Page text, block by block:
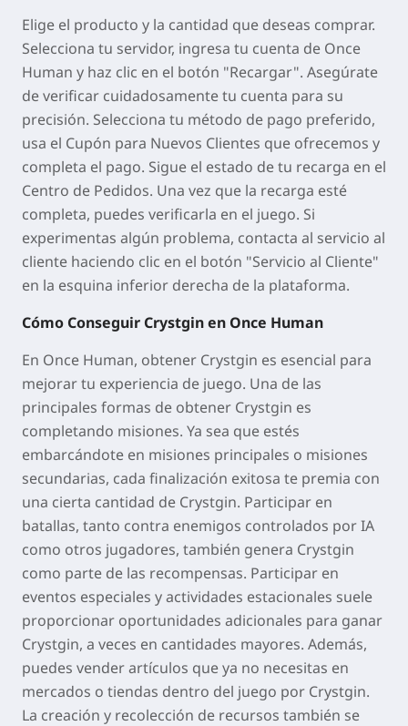
Elige el producto y la cantidad que deseas comprar.
Selecciona tu servidor, ingresa tu cuenta de Once
Human y haz clic en el botón "Recargar". Asegúrate
de verificar cuidadosamente tu cuenta para su
precisión. Selecciona tu método de pago preferido,
usa el Cupón para Nuevos Clientes que ofrecemos y
completa el pago. Sigue el estado de tu recarga en el
Centro de Pedidos. Una vez que la recarga esté
completa, puedes verificarla en el juego. Si
experimentas algún problema, contacta al servicio al
cliente haciendo clic en el botón "Servicio al Cliente"
en la esquina inferior derecha de la plataforma.
Cómo Conseguir Crystgin en Once Human
En Once Human, obtener Crystgin es esencial para
mejorar tu experiencia de juego. Una de las
principales formas de obtener Crystgin es
completando misiones. Ya sea que estés
embarcándote en misiones principales o misiones
secundarias, cada finalización exitosa te premia con
una cierta cantidad de Crystgin. Participar en
batallas, tanto contra enemigos controlados por IA
como otros jugadores, también genera Crystgin
como parte de las recompensas. Participar en
eventos especiales y actividades estacionales suele
proporcionar oportunidades adicionales para ganar
Crystgin, a veces en cantidades mayores. Además,
puedes vender artículos que ya no necesitas en
mercados o tiendas dentro del juego por Crystgin.
La creación y recolección de recursos también se